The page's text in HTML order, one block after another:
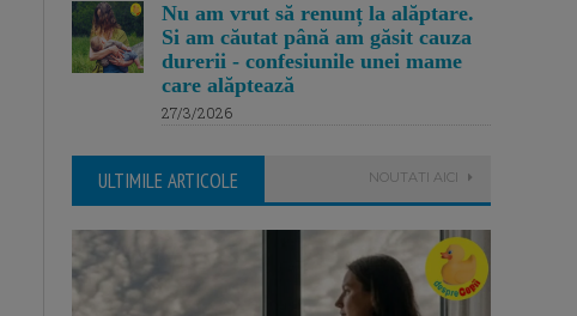
Nu am vrut să renunț la alăptare.
Si am căutat până am găsit cauza
durerii - confesiunile unei mame
care alăptează
27/3/2026
ULTIMILE ARTICOLE NOUTATI AICI